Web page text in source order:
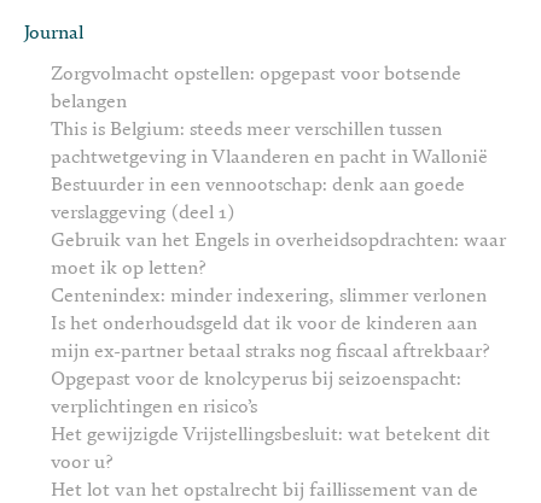
Journal
Zorgvolmacht opstellen: opgepast voor botsende
belangen
This is Belgium: steeds meer verschillen tussen
pachtwetgeving in Vlaanderen en pacht in Wallonië
Bestuurder in een vennootschap: denk aan goede
verslaggeving (deel 1)
Gebruik van het Engels in overheidsopdrachten: waar
moet ik op letten?
Centenindex: minder indexering, slimmer verlonen
Is het onderhoudsgeld dat ik voor de kinderen aan
mijn ex-partner betaal straks nog fiscaal aftrekbaar?
Opgepast voor de knolcyperus bij seizoenspacht:
verplichtingen en risico’s
Het gewijzigde Vrijstellingsbesluit: wat betekent dit
voor u?
Het lot van het opstalrecht bij faillissement van de